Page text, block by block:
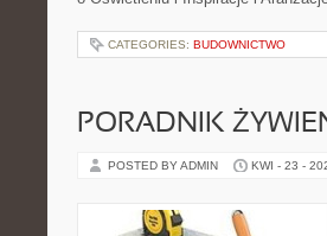
CATEGORIES: BUDOWNICTWO
PORADNIK
POSTED BY ADMIN KWI - 23 -